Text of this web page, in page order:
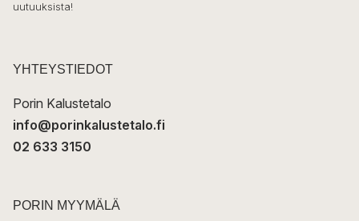
k
t
uutuuksista!
YHTEYSTIEDOT
Porin Kalustetalo
info@porinkalustetalo.fi
02 633 3150
PORIN MYYMÄLÄ